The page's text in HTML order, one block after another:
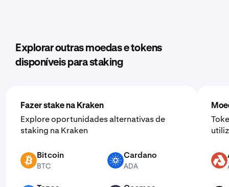
Explorar outras moedas e tokens
disponíveis para staking
Fazer stake na Kraken
Explore oportunidades alternativas de
staking na Kraken
BTC Bitcoin
BTC
ADA Cardano
ADA
AKT